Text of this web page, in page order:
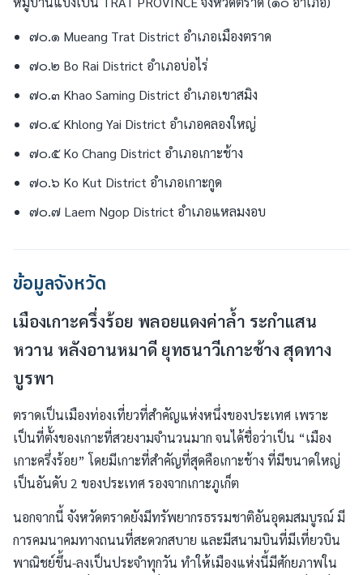
๗๐.๑ Mueang Trat District อำเภอเมืองตราด
๗๐.๒ Bo Rai District อำเภอบ่อไร่
๗๐.๓ Khao Saming District อำเภอเขาสมิง
๗๐.๔ Khlong Yai District อำเภอคลองใหญ่
๗๐.๕ Ko Chang District อำเภอเกาะช้าง
๗๐.๖ Ko Kut District อำเภอเกาะกูด
๗๐.๗ Laem Ngop District อำเภอแหลมงอบ
ข้อมูลจังหวัด
เมืองเกาะครึ่งร้อย พลอยแดงค่าล้ำ ระกำแสน
หวาน หลังอานหมาดี ยุทธนาวีเกาะช้าง สุดทาง
บูรพา
ตราดเป็นเมืองท่องเที่ยวที่สำคัญแห่งหนึ่งของประเทศ เพราะ
เป็นที่ตั้งของเกาะที่สวยงามจำนวนมาก จนได้ชื่อว่าเป็น “เมือง
เกาะครึ่งร้อย” โดยมีเกาะที่สำคัญที่สุดคือเกาะช้าง ที่มีขนาดใหญ่
เป็นอันดับ 2 ของประเทศ รองจากเกาะภูเก็ต
นอกจากนี้ จังหวัดตราดยังมีทรัพยากรธรรมชาติอันอุดมสมบูรณ์ มี
การคมนาคมทางถนนที่สะดวกสบาย และมีสนามบินที่มีเที่ยวบิน
พาณิชย์ขึ้น-ลงเป็นประจำทุกวัน ทำให้เมืองแห่งนี้มีศักยภาพใน